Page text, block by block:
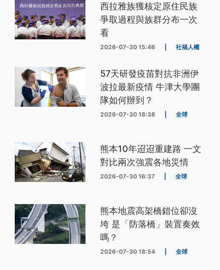
西拉雅族獲核定原住民族
爭取過程與族群分布一次
看
2026-07-30 15:46 社福人權
57天研發疫苗對抗非洲伊
波拉最新疫情 牛津大學團
隊如何辦到？
2026-07-30 18:38 全球
熊本10年迢迢重建路 一文
對比兩次強震各地災情
2026-07-30 16:37 全球
熊本地震高架橋錯位卻沒
垮 是「防落橋」裝置奏效
嗎？
2026-07-30 18:54 全球